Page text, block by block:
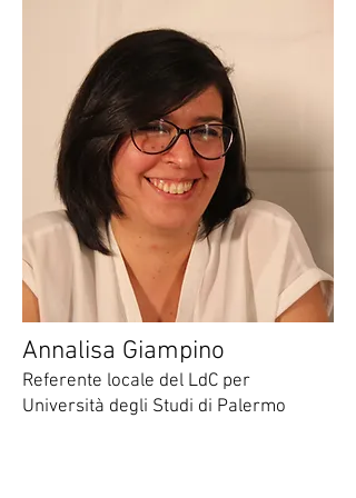
Annalisa Giampino
Referente locale del LdC per
Università degli Studi di Palermo